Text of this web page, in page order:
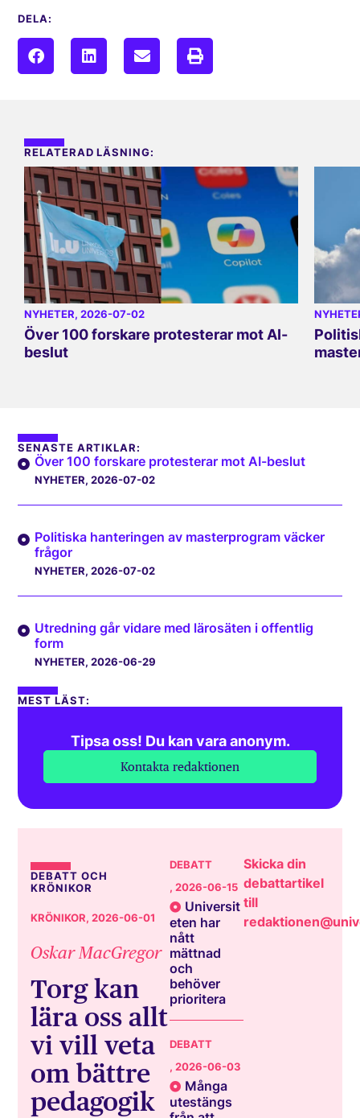
DELA:
RELATERAD LÄSNING:
NYHETER, 2026-07-02
Över 100 forskare protesterar mot AI-
beslut
SENASTE ARTIKLAR:
Över 100 forskare protesterar mot AI-beslut
NYHETER, 2026-07-02
Politiska hanteringen av masterprogram väcker
frågor
NYHETER, 2026-07-02
Utredning går vidare med lärosäten i offentlig
form
NYHETER, 2026-06-29
MEST LÄST:
Tipsa oss! Du kan vara anonym.
Kontakta redaktionen
DEBATT OCH
KRÖNIKOR
KRÖNIKOR, 2026-06-01
Oskar MacGregor
Torg kan
lära oss allt
vi vill veta
om bättre
pedagogik
DEBATT
, 2026-06-15
Universit
eten har
nått
mättnad
och
behöver
prioritera
DEBATT
, 2026-06-03
Många
utestängs
Skicka din
debattartikel
till